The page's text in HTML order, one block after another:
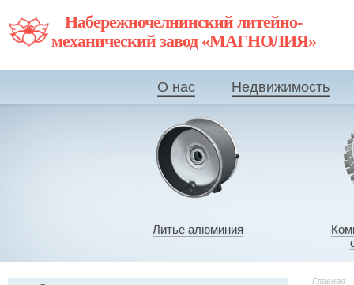
Набережночелнинский литейно-
механический завод «МАГНОЛИЯ»
О нас Недвижимость
Литье алюминия
Главная